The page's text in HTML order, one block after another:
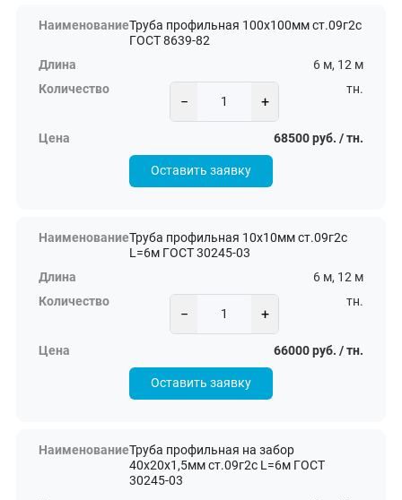
Труба профильная 100х100мм ст.09г2с
ГОСТ 8639-82
6 м, 12 м
− +
тн.
68500 руб. / тн.
Оставить заявку
Труба профильная 10х10мм ст.09г2с
L=6м ГОСТ 30245-03
6 м, 12 м
− +
тн.
66000 руб. / тн.
Оставить заявку
Труба профильная на забор
40х20х1,5мм ст.09г2с L=6м ГОСТ
30245-03